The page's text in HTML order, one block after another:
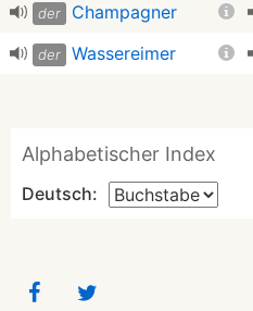
der Champagner
der Wassereimer
Alphabetischer Index
Deutsch: